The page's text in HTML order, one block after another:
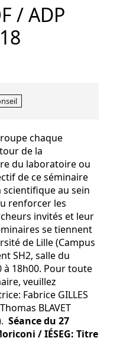
/ ADP
chaque
de la
du laboratoire ou
de ce séminaire
au sein
renforcer les
invités et leur
se tiennent
de Lille (Campus
SH2, salle du
à 18h00. Pour toute
veuillez
Fabrice GILLES
BLAVET
Séance du 27
/ IÉSEG: Titre